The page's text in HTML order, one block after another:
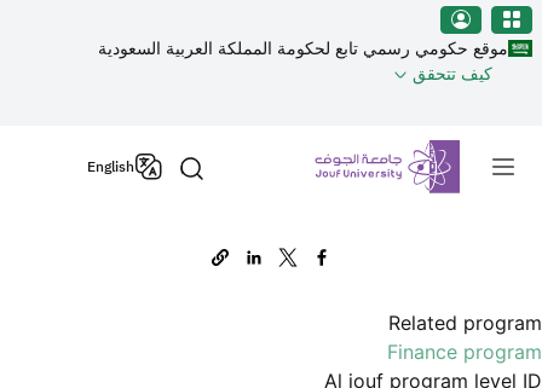
Welcome
to
Accessibility
All
in
منطقة الجوف-جامعة الجوف
تجاوز إلى المحتوى الرئيسي
موقع حكومي رسمي تابع لحكومة المملكة العربية السعودية
كيف تتحقق
Primary menu
English
Related program
Finance program
Al jouf program level ID